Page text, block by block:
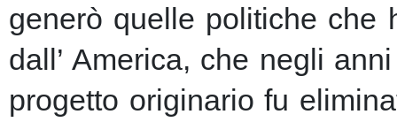
generò quelle politiche che
dall’ America, che negli
progetto originario fu